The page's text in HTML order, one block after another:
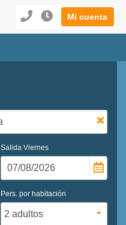
Mi cuenta
Salida Viernes
Pers. por habitación